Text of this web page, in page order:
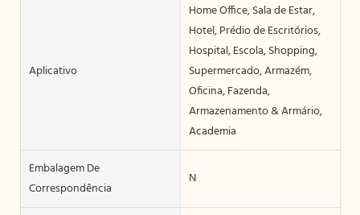
Aplicativo
Home Office, Sala de Estar,
Hotel, Prédio de Escritórios,
Hospital, Escola, Shopping,
Supermercado, Armazém,
Oficina, Fazenda,
Armazenamento & Armário,
Academia
Embalagem De
Correspondência
N